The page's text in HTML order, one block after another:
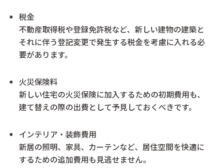
税金
不動産取得税や登録免許税など、新しい建物の建築と
それに伴う登記変更で発生する税金を考慮に入れる必
要があります。
火災保険料
新しい住宅の火災保険に加入するための初期費用も、
建て替えの際の出費として予見しておくべきです。
インテリア・装飾費用
新居の照明、家具、カーテンなど、居住空間を快適に
するための追加費用も見逃せません。